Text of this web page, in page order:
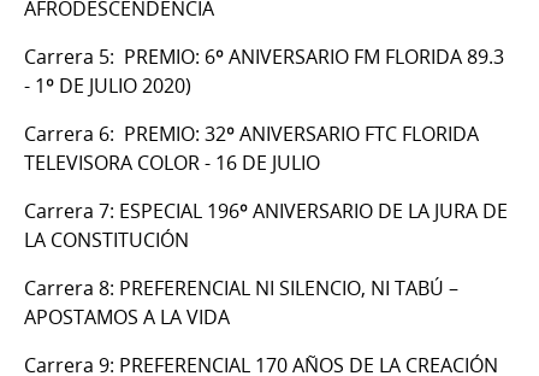
AFRODESCENDENCIA
Carrera 5: PREMIO: 6º ANIVERSARIO FM FLORIDA 89.3
- 1º DE JULIO 2020)
Carrera 6: PREMIO: 32º ANIVERSARIO FTC FLORIDA
TELEVISORA COLOR - 16 DE JULIO
Carrera 7: ESPECIAL 196º ANIVERSARIO DE LA JURA DE
LA CONSTITUCIÓN
Carrera 8: PREFERENCIAL NI SILENCIO, NI TABÚ –
APOSTAMOS A LA VIDA
Carrera 9: PREFERENCIAL 170 AÑOS DE LA CREACIÓN